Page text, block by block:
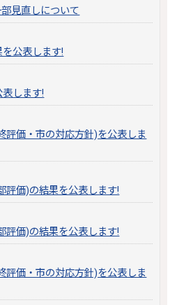
見直しについて
公表します!
します!
評価・市の対応方針)を公表しま
評価)の結果を公表します!
評価)の結果を公表します!
評価・市の対応方針)を公表しま